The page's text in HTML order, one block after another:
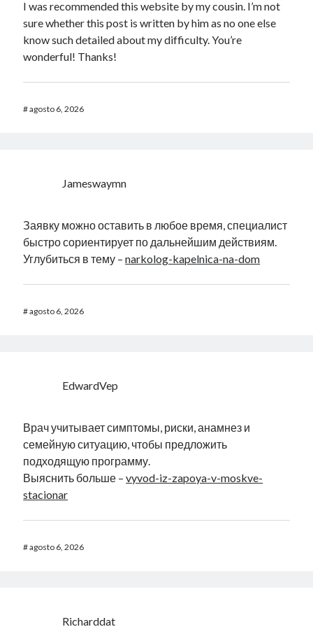
I was recommended this website by my cousin. I’m not
sure whether this post is written by him as no one else
know such detailed about my difficulty. You’re
wonderful! Thanks!
#agosto 6, 2026
Jameswaymn
Заявку можно оставить в любое время, специалист
быстро сориентирует по дальнейшим действиям.
Углубиться в тему –narkolog-kapelnica-na-dom
#agosto 6, 2026
EdwardVep
Врач учитывает симптомы, риски, анамнез и
семейную ситуацию, чтобы предложить
подходящую программу.
Выяснить больше –vyvod-iz-zapoya-v-moskve-
stacionar
#agosto 6, 2026
Richarddat